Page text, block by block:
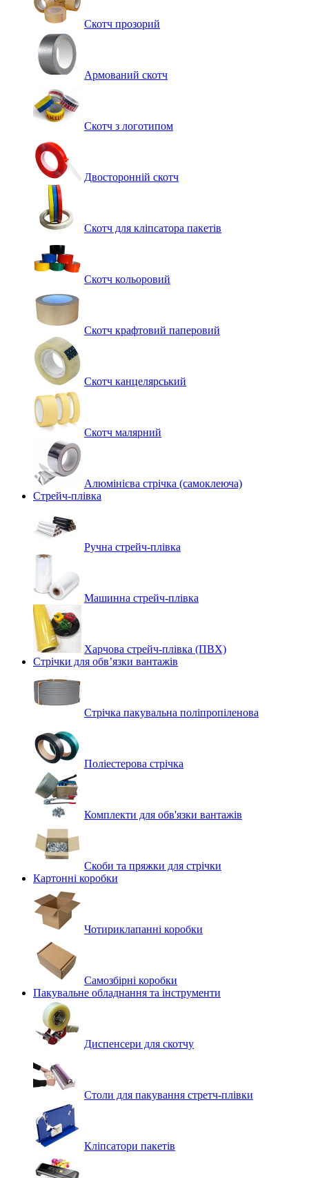
Скотч прозорий
Армований скотч
Скотч з логотипом
Двосторонній скотч
Скотч для кліпсатора пакетів
Скотч кольоровий
Скотч крафтовий паперовий
Скотч канцелярський
Скотч малярний
Алюмінієва стрічка (самоклеюча)
Стрейч-плівка
Ручна стрейч-плівка
Машинна стрейч‑плівка
Харчова стрейч-плівка (ПВХ)
Стрічки для обв’язки вантажів
Стрічка пакувальна поліпропіленова
Поліестерова стрічка
Комплекти для обв'язки вантажів
Скоби та пряжки для стрічки
Картонні коробки
Чотириклапанні коробки
Самозбірні коробки
Пакувальне обладнання та інструменти
Диспенсери для скотчу
Столи для пакування стретч-плівки
Кліпсатори пакетів